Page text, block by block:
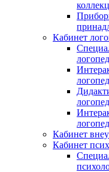
Кабинет
Кабинет
Кабинет